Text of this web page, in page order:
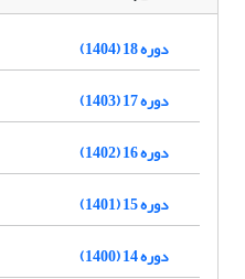
دوره 18 (1404)
دوره 17 (1403)
دوره 16 (1402)
دوره 15 (1401)
دوره 14 (1400)